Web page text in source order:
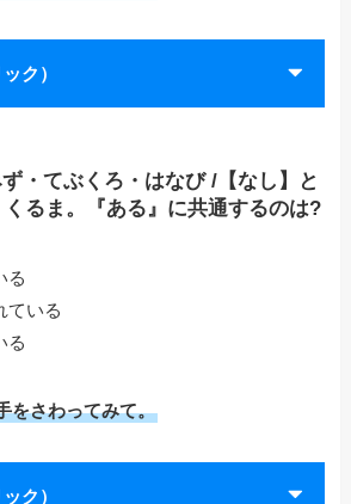
ク）
・てぶくろ・はなび /【なし】と
くるま。『ある』に共通するのは?
る
ている
る
をさわってみて。
ク）